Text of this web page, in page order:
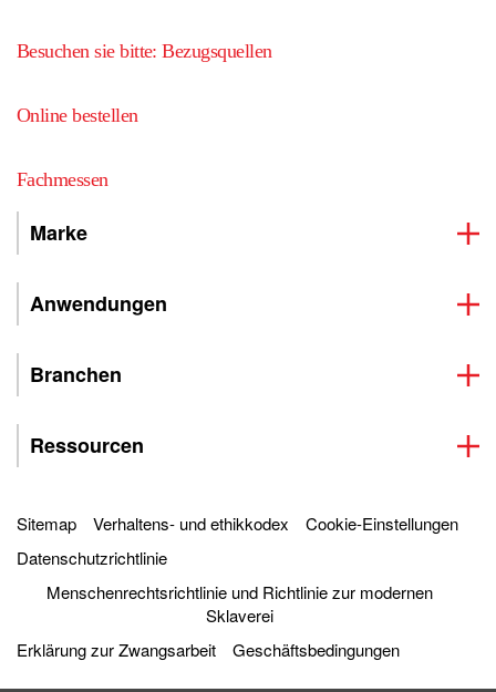
Besuchen sie bitte: Bezugsquellen
Online bestellen
Fachmessen
Marke
Anwendungen
Branchen
Ressourcen
Sitemap Verhaltens- und ethikkodex
Cookie-Einstellungen
Datenschutzrichtlinie
Menschenrechtsrichtlinie und Richtlinie zur modernen
Sklaverei
Erklärung zur Zwangsarbeit
Geschäftsbedingungen